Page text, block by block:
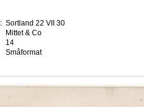
Sortland 22 VII 30
Mittet & Co
14
Småformat